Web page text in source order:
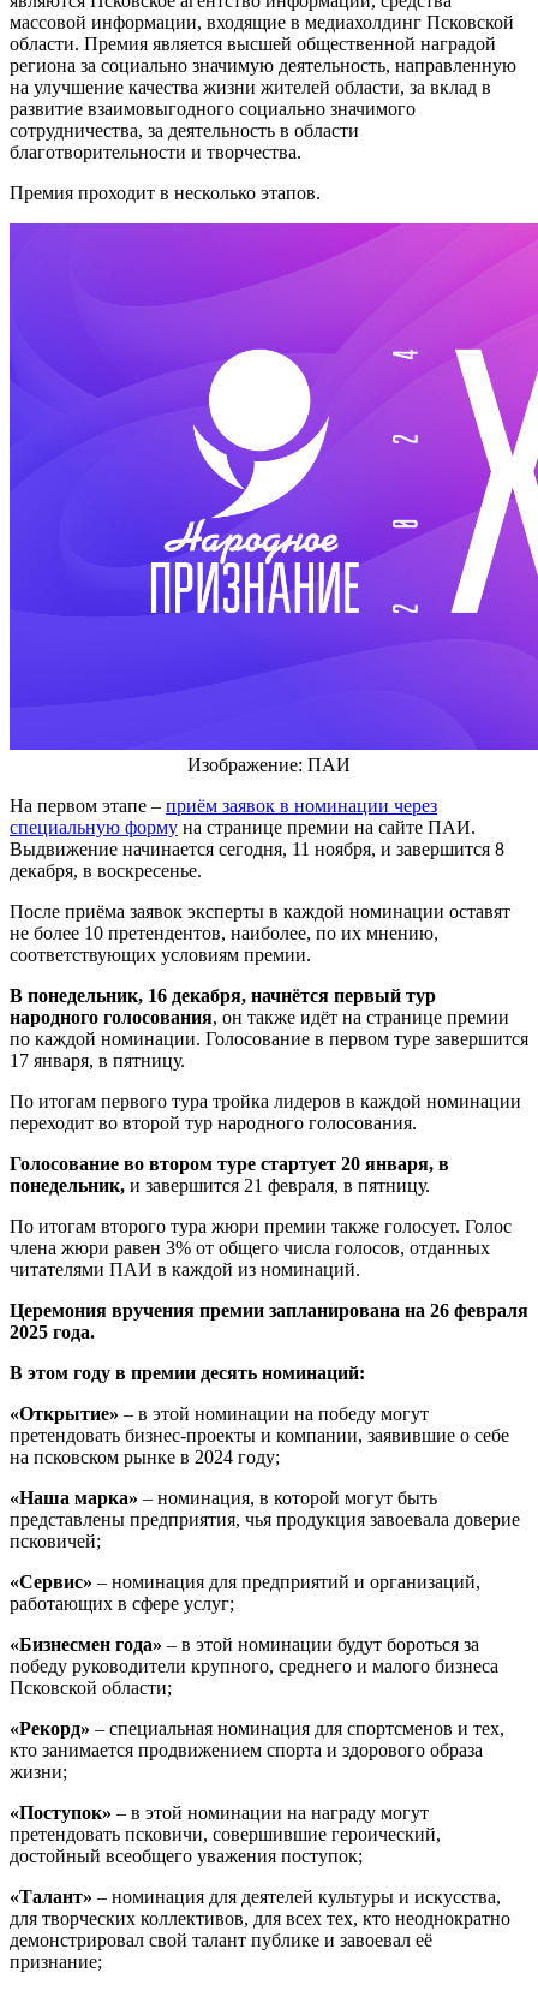
массовой информации, входящие в медиахолдинг Псковской
области. Премия является высшей общественной наградой
региона за социально значимую деятельность, направленную
на улучшение качества жизни жителей области, за вклад в
развитие взаимовыгодного социально значимого
сотрудничества, за деятельность в области
благотворительности и творчества.
Премия проходит в несколько этапов.
Изображение: ПАИ
На первом этапе – приём заявок в номинации через
специальную форму на странице премии на сайте ПАИ.
Выдвижение начинается сегодня, 11 ноября, и завершится 8
декабря, в воскресенье.
После приёма заявок эксперты в каждой номинации оставят
не более 10 претендентов, наиболее, по их мнению,
соответствующих условиям премии.
В понедельник, 16 декабря, начнётся первый тур
народного голосования, он также идёт на странице премии
по каждой номинации. Голосование в первом туре завершится
17 января, в пятницу.
По итогам первого тура тройка лидеров в каждой номинации
переходит во второй тур народного голосования.
Голосование во втором туре стартует 20 января, в
понедельник, и завершится 21 февраля, в пятницу.
По итогам второго тура жюри премии также голосует. Голос
члена жюри равен 3% от общего числа голосов, отданных
читателями ПАИ в каждой из номинаций.
Церемония вручения премии запланирована на 26 февраля
2025 года.
В этом году в премии десять номинаций:
«Открытие» – в этой номинации на победу могут
претендовать бизнес-проекты и компании, заявившие о себе
на псковском рынке в 2024 году;
«Наша марка» – номинация, в которой могут быть
представлены предприятия, чья продукция завоевала доверие
псковичей;
«Сервис» – номинация для предприятий и организаций,
работающих в сфере услуг;
«Бизнесмен года» – в этой номинации будут бороться за
победу руководители крупного, среднего и малого бизнеса
Псковской области;
«Рекорд» – специальная номинация для спортсменов и тех,
кто занимается продвижением спорта и здорового образа
жизни;
«Поступок» – в этой номинации на награду могут
претендовать псковичи, совершившие героический,
достойный всеобщего уважения поступок;
«Талант» – номинация для деятелей культуры и искусства,
для творческих коллективов, для всех тех, кто неоднократно
демонстрировал свой талант публике и завоевал её
признание;